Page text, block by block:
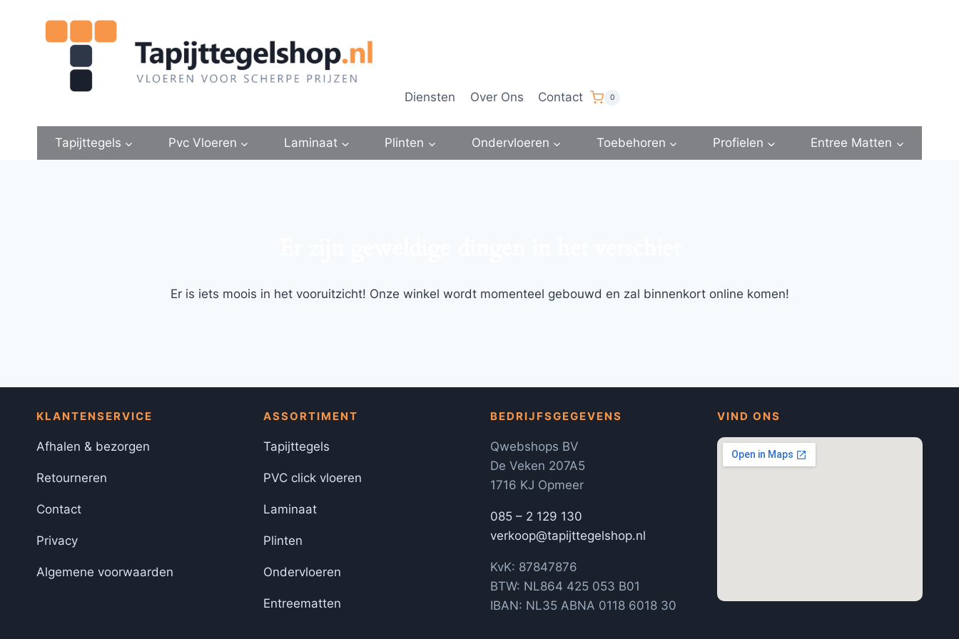
Diensten Over Ons Contact 0
Tapijttegels Pvc Vloeren Laminaat Plinten Ondervloeren Toebehoren Profielen Entree Matten
Er is iets moois in het vooruitzicht! Onze winkel wordt momenteel gebouwd en zal binnenkort online komen!
KLANTENSERVICE
Afhalen & bezorgen
Retourneren
Contact
Privacy
Algemene voorwaarden
ASSORTIMENT
Tapijttegels
PVC click vloeren
Laminaat
Plinten
Ondervloeren
Entreematten
BEDRIJFSGEGEVENS
Qwebshops BV
De Veken 207A5
1716 KJ Opmeer
085 – 2 129 130
verkoop@tapijttegelshop.nl
KvK: 87847876
BTW: NL864 425 053 B01
IBAN: NL35 ABNA 0118 6018 30
VIND ONS